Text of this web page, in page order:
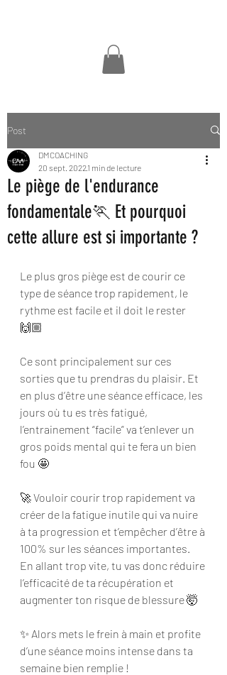
Post
Le piège de l'endurance
fondamentale🏃 Et pourquoi
cette allure est si importante ?
DMCOACHING
20 sept. 20221 min de lecture
Le plus gros piège est de courir ce
type de séance trop rapidement, le
rythme est facile et il doit le rester
🙌🏼
Ce sont principalement sur ces
sorties que tu prendras du plaisir. Et
en plus d’être une séance efficace, les
jours où tu es très fatigué,
l’entrainement “facile” va t’enlever un
gros poids mental qui te fera un bien
fou 🤩
🚀 Vouloir courir trop rapidement va
créer de la fatigue inutile qui va nuire
à ta progression et t’empêcher d’être à
100% sur les séances importantes.
En allant trop vite, tu vas donc réduire
l’efficacité de ta récupération et
augmenter ton risque de blessure 🤯
✨ Alors mets le frein à main et profite
d’une séance moins intense dans ta
semaine bien remplie !